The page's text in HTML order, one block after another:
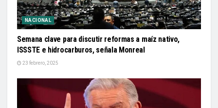
NACIONAL
Semana clave para discutir reformas a maíz nativo,
ISSSTE e hidrocarburos, señala Monreal
23 febrero, 2025